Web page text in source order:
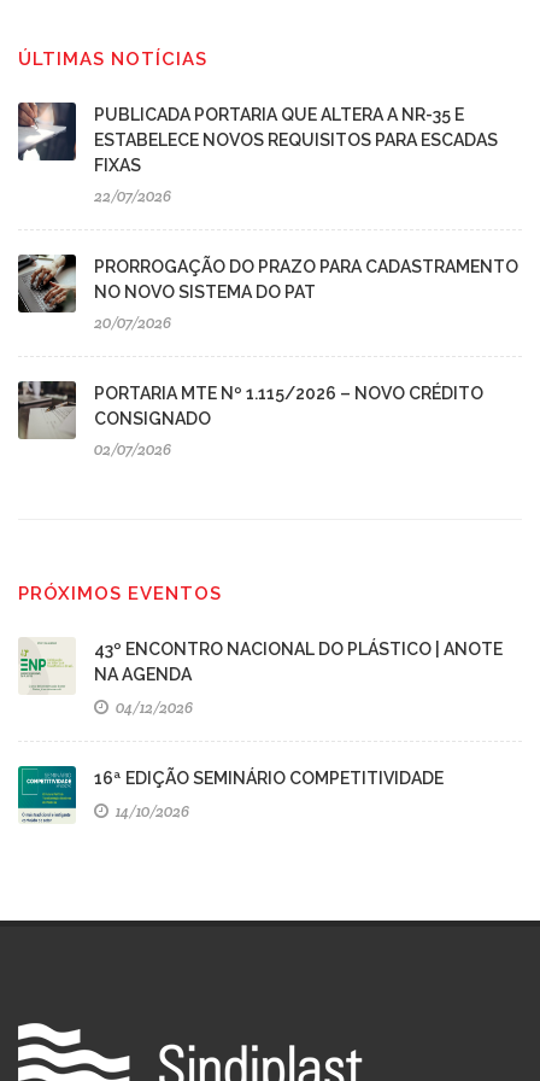
ÚLTIMAS NOTÍCIAS
PUBLICADA PORTARIA QUE ALTERA A NR-35 E
ESTABELECE NOVOS REQUISITOS PARA ESCADAS
FIXAS
22/07/2026
PRORROGAÇÃO DO PRAZO PARA CADASTRAMENTO
NO NOVO SISTEMA DO PAT
20/07/2026
PORTARIA MTE Nº 1.115/2026 – NOVO CRÉDITO
CONSIGNADO
02/07/2026
PRÓXIMOS EVENTOS
43º ENCONTRO NACIONAL DO PLÁSTICO | ANOTE
NA AGENDA
04/12/2026
16ª EDIÇÃO SEMINÁRIO COMPETITIVIDADE
14/10/2026